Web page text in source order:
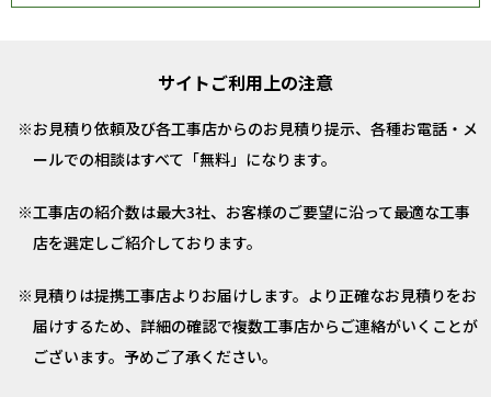
サイトご利用上の注意
お見積り依頼及び各工事店からのお見積り提示、各種お電話・メ
ールでの相談はすべて「無料」になります。
工事店の紹介数は最大3社、お客様のご要望に沿って最適な工事
店を選定しご紹介しております。
見積りは提携工事店よりお届けします。より正確なお見積りをお
届けするため、詳細の確認で複数工事店からご連絡がいくことが
ございます。予めご了承ください。